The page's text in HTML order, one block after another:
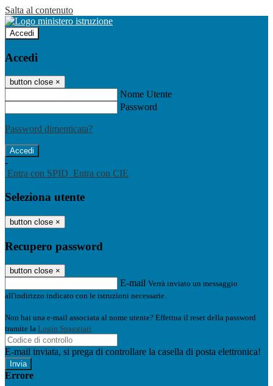
Salta al contenuto
Accedi
Accedi
button close ×
Nome Utente
Password
Password dimenticata?
-
Entra con SPID Entra con CIE
Seleziona utente
button close ×
Recupero password
button close ×
E-mail Verrà inviato un messaggio
all'indirizzo indicato con le istruzioni necessarie.
Non hai una e-mail associata al nome utente? Effettua il reset della password
tramite la Login Spaggiari
E-mail inviata, si prega di controllare la casella di posta elettronica!
Errore